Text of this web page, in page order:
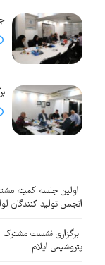
اولین جلسه کمیته
انجمن تولید کنندگان
برگزاری نشست مشترک
پتروشیمی ایلام